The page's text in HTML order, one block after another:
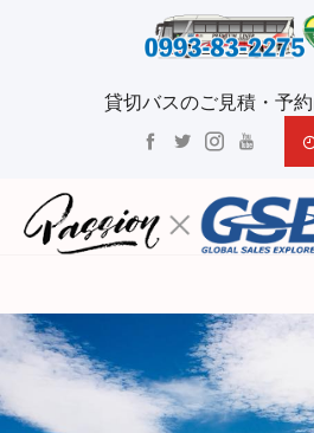
貸切バスのご見積・予